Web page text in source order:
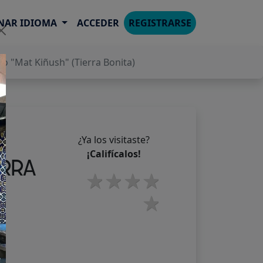
IDIOMA ACCEDER REGISTRARSE
"Mat Kiñush" (Tierra Bonita)
¿Ya los visitaste?
¡Califícalos!
4 stars
3 stars
2 stars